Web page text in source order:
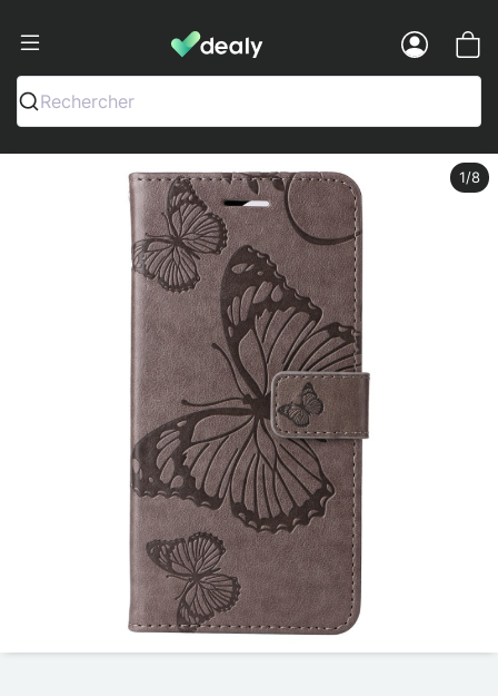
Dealy - Fundas y accesorios para
Rechercher
1/8